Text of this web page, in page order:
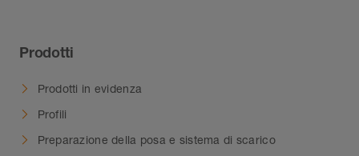
Prodotti
Prodotti in evidenza
Profili
Preparazione della posa e sistema di scarico